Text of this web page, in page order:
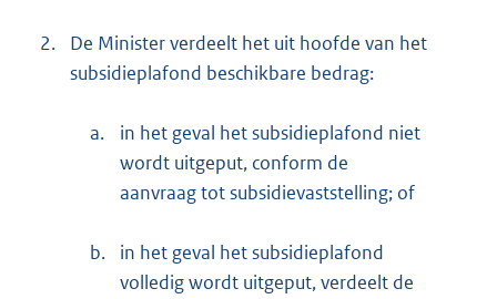
2.
De Minister verdeelt het uit hoofde van het
subsidieplafond beschikbare bedrag:
a.
in het geval het subsidieplafond niet
wordt uitgeput, conform de
aanvraag tot subsidievaststelling; of
b.
in het geval het subsidieplafond
volledig wordt uitgeput, verdeelt de